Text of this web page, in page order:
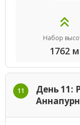
Набор
1762 м
11
День 11: